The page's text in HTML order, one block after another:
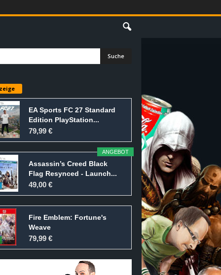
EA Sports FC 27 Standard
Edition PlayStation...
79,99 €
ANGEBOT
Assassin’s Creed Black
Flag Resynced - Launch...
49,00 €
Fire Emblem: Fortune's
Weave
79,99 €